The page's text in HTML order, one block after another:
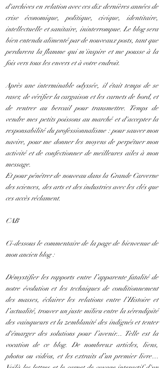
d'archives en relation avec ces dix dernières années de
crise économique, politique, civique, identitaire,
intellectuelle et sanitaire, ininterrompue. Le blog sera
bien entendu alimenté par de nouveaux posts, tant que
perdurera la flamme qui m'inspire et me pousse à la
fois vers tous les envers et à votre endroit.
Après une interminable odyssée, il était temps de se
raser, de vérifier la cargaison et les carnets de bord, et
de rentrer au bercail pour transmettre. Temps de
vendre mes petits poissons au marché et d'accepter la
responsabilité du professionnalisme : pour sauver mon
navire, pour me donner les moyens de perpétuer mon
activité et de confectionner de meilleures ailes à mon
message.
Et pour pénétrer de nouveau dans la Grande Carverne
des sciences, des arts et des industries avec les clés que
ces accès réclament.
CAB
Ci-dessous le commentaire de la page de bienvenue de
mon ancien blog :
Démystifier les rapports entre l’apparente fatalité de
notre évolution et les techniques de conditionnement
des masses, éclairer les relations entre l’Histoire et
l’actualité, trouver un juste milieu entre la sérendipité
des vainqueurs et la zemblanité des indignés et tenter
d'émarger des solutions pour l’avenir... Telle est la
vocation de ce blog. De nombreux articles, liens,
photos ou vidéos, et les extraits d’un premier livre…